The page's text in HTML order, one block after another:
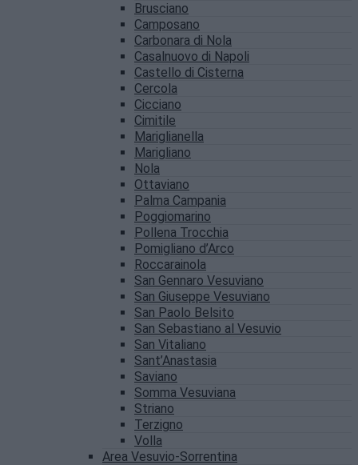
Brusciano
Camposano
Carbonara di Nola
Casalnuovo di Napoli
Castello di Cisterna
Cercola
Cicciano
Cimitile
Mariglianella
Marigliano
Nola
Ottaviano
Palma Campania
Poggiomarino
Pollena Trocchia
Pomigliano d’Arco
Roccarainola
San Gennaro Vesuviano
San Giuseppe Vesuviano
San Paolo Belsito
San Sebastiano al Vesuvio
San Vitaliano
Sant’Anastasia
Saviano
Somma Vesuviana
Striano
Terzigno
Volla
Area Vesuvio-Sorrentina